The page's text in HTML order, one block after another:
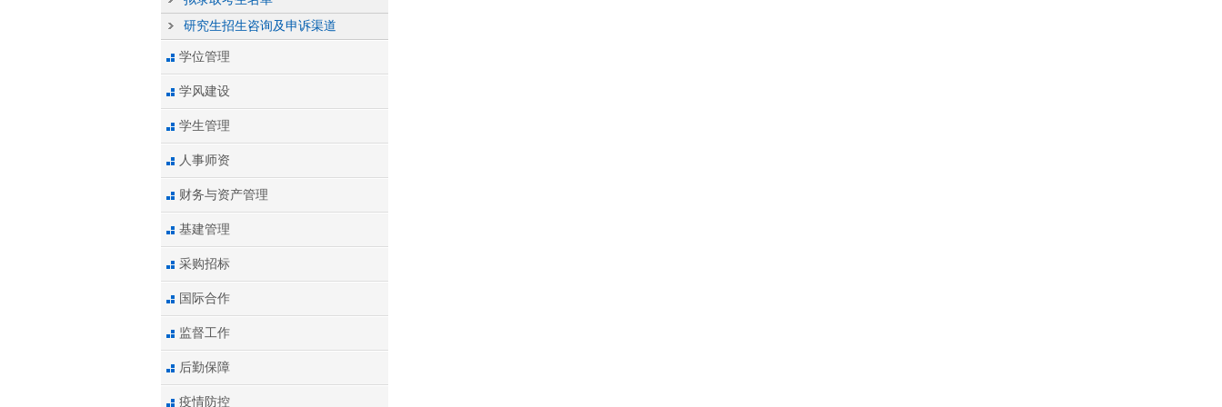
研究生招生咨询及申诉渠道
学位管理
学风建设
学生管理
人事师资
财务与资产管理
基建管理
采购招标
国际合作
监督工作
后勤保障
疫情防控